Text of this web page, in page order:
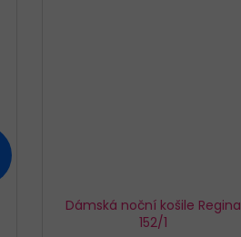
Dámská noční košile Regina
152/1